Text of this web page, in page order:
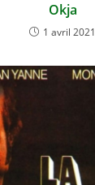
Okja
1 avril 2021